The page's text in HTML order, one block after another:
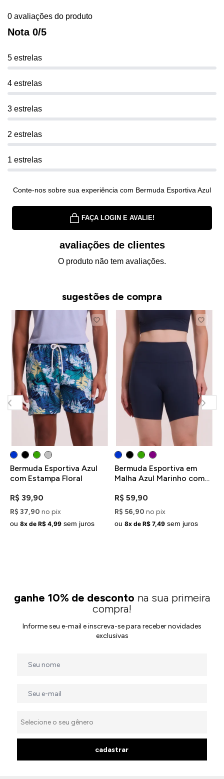
0 avaliações do produto
Nota 0/5
5 estrelas
4 estrelas
3 estrelas
2 estrelas
1 estrelas
Conte-nos sobre sua experiência com Bermuda Esportiva Azul
FAÇA LOGIN E AVALIE!
avaliações de clientes
O produto não tem avaliações.
sugestões de compra
Bermuda Esportiva Azul
com Estampa Floral
R$ 39,90
R$ 37,90 no pix
ou 8x de R$ 4,99 sem juros
Bermuda Esportiva em
Malha Azul Marinho com
R$ 59,90
R$ 56,90 no pix
ou 8x de R$ 7,49 sem juros
ganhe 10% de desconto na sua primeira
compra!
Informe seu e-mail e inscreva-se para receber novidades
exclusivas
cadastrar